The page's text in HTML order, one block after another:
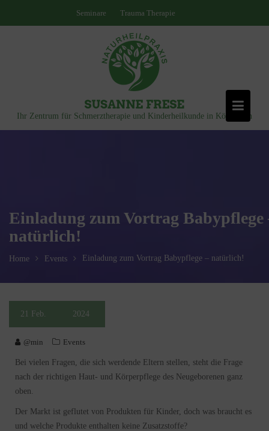
Seminare Trauma Therapie
Ihr Zentrum für Schmerztherapie und Kinderheilkunde in Königstein
Einladung zum Vortrag Babypflege
natürlich!
Home Events Einladung zum Vortrag Babypflege – natürlich!
21 Feb. 2024
@min Events
Bei vielen Fragen, die sich werdende Eltern stellen, steht die Frage
nach der richtigen Haut- und Körperpflege des Neugeborenen ganz
oben.
Der Markt ist geflutet von Produkten für Kinder, doch was braucht es
und welche Produkte enthalten keine Zusatzstoffe?